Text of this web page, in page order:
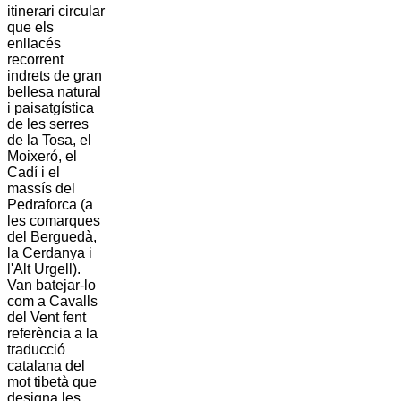
itinerari circular
que els
enllacés
recorrent
indrets de gran
bellesa natural
i paisatgística
de les serres
de la Tosa, el
Moixeró, el
Cadí i el
massís del
Pedraforca (a
les comarques
del Berguedà,
la Cerdanya i
l'Alt Urgell).
Van batejar-lo
com a Cavalls
del Vent fent
referència a la
traducció
catalana del
mot tibetà que
designa les